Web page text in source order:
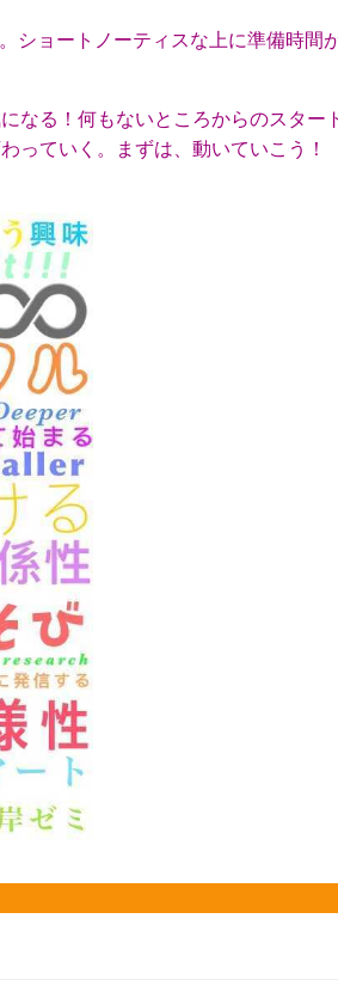
ショートノーティスな上に準備時間
なる！何もないところからのスター
っていく。まずは、動いていこう！